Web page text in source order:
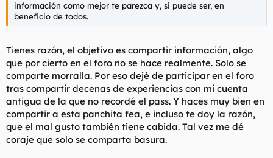
información como mejor te parezca y, si puede ser, en
beneficio de todos.
Tienes razón, el objetivo es compartir información, algo
que por cierto en el foro no se hace realmente. Solo se
comparte morralla. Por eso dejé de participar en el foro
tras compartir decenas de experiencias con mi cuenta
antigua de la que no recordé el pass. Y haces muy bien en
compartir a esta panchita fea, e incluso te doy la razón,
que el mal gusto también tiene cabida. Tal vez me dé
coraje que solo se comparta basura.